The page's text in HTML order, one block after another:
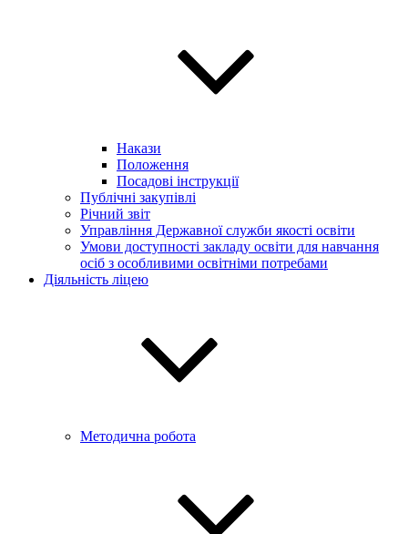
Накази
Положення
Посадові інструкції
Публічні закупівлі
Річний звіт
Управління Державної служби якості освіти
Умови доступності закладу освіти для навчання
осіб з особливими освітніми потребами
Діяльність ліцею
Методична робота